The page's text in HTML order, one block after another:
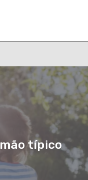
típico